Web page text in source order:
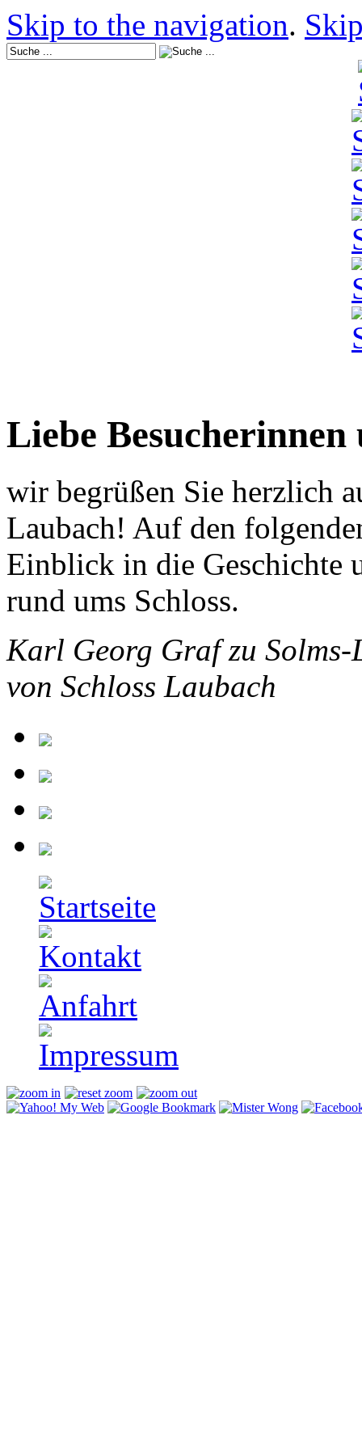
Skip to the navigation.
Liebe Besucherinnen
wir begrüßen Sie herzlich
Laubach! Auf den
Einblick in die Geschichte
rund ums Schloss.
Karl Georg Graf zu Solms-
von Schloss Laubach